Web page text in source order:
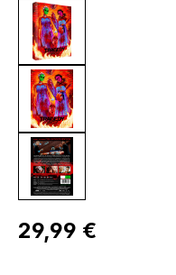
Regulärer Preis:
29,99 €